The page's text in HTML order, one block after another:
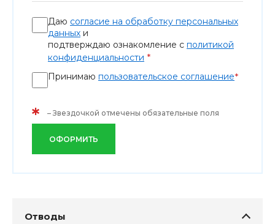
Отводы
Даю согласие на обработку персональных
данных и
подтверждаю ознакомление с политикой
конфиденциальности *
Принимаю пользовательское соглашение*
* – Звездочкой отмечены обязательные поля
ОФОРМИТЬ